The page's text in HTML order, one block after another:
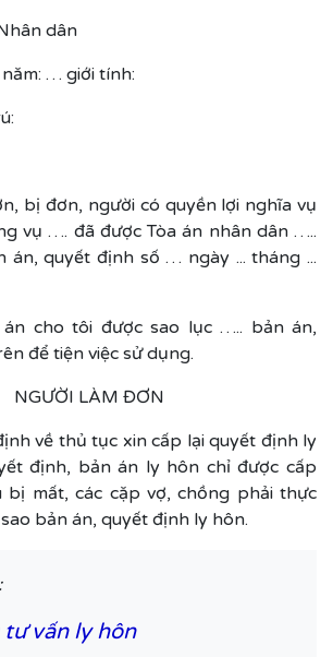
dân
… giới tính:
bị đơn, người có quyền lợi nghĩa vụ
vụ …. đã được Tòa án nhân dân …..
án, quyết định số … ngày ... tháng ...
án cho tôi được sao lục ….. bản án,
để tiện việc sử dụng.
NGƯỜI LÀM ĐƠN
về thủ tục xin cấp lại quyết định ly
định, bản án ly hôn chỉ được cấp
bị mất, các cặp vợ, chồng phải thực
bản án, quyết định ly hôn.
tư vấn ly hôn